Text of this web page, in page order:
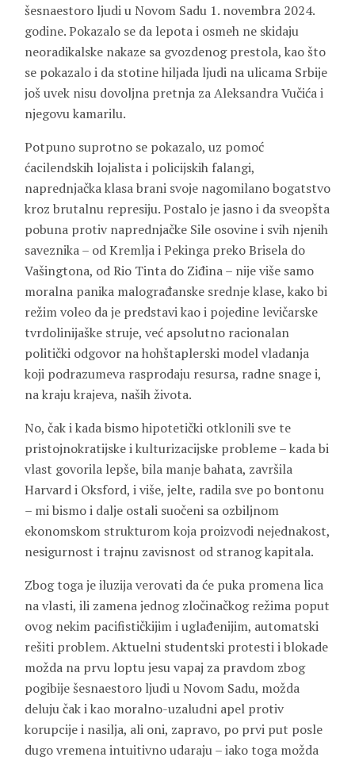
šesnaestoro ljudi u Novom Sadu 1. novembra 2024.
godine. Pokazalo se da lepota i osmeh ne skidaju
neoradikalske nakaze sa gvozdenog prestola, kao što
se pokazalo i da stotine hiljada ljudi na ulicama Srbije
još uvek nisu dovoljna pretnja za Aleksandra Vučića i
njegovu kamarilu.
Potpuno suprotno se pokazalo, uz pomoć
ćacilendskih lojalista i policijskih falangi,
naprednjačka klasa brani svoje nagomilano bogatstvo
kroz brutalnu represiju. Postalo je jasno i da sveopšta
pobuna protiv naprednjačke Sile osovine i svih njenih
saveznika – od Kremlja i Pekinga preko Brisela do
Vašingtona, od Rio Tinta do Ziđina – nije više samo
moralna panika malograđanske srednje klase, kako bi
režim voleo da je predstavi kao i pojedine levičarske
tvrdolinijaške struje, već apsolutno racionalan
politički odgovor na hohštaplerski model vladanja
koji podrazumeva rasprodaju resursa, radne snage i,
na kraju krajeva, naših života.
No, čak i kada bismo hipotetički otklonili sve te
pristojnokratijske i kulturizacijske probleme – kada bi
vlast govorila lepše, bila manje bahata, završila
Harvard i Oksford, i više, jelte, radila sve po bontonu
– mi bismo i dalje ostali suočeni sa ozbiljnom
ekonomskom strukturom koja proizvodi nejednakost,
nesigurnost i trajnu zavisnost od stranog kapitala.
Zbog toga je iluzija verovati da će puka promena lica
na vlasti, ili zamena jednog zločinačkog režima poput
ovog nekim pacifističkijim i uglađenijim, automatski
rešiti problem. Aktuelni studentski protesti i blokade
možda na prvu loptu jesu vapaj za pravdom zbog
pogibije šesnaestoro ljudi u Novom Sadu, možda
deluju čak i kao moralno-uzaludni apel protiv
korupcije i nasilja, ali oni, zapravo, po prvi put posle
dugo vremena intuitivno udaraju – iako toga možda